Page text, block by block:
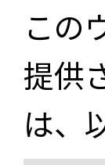
この
提供
は、